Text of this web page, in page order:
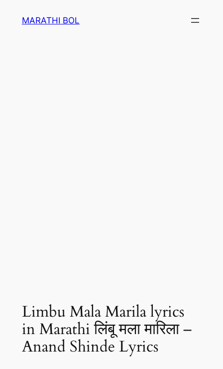
MARATHI BOL
Limbu Mala Marila lyrics
in Marathi लिंबू मला मारिला –
Anand Shinde Lyrics